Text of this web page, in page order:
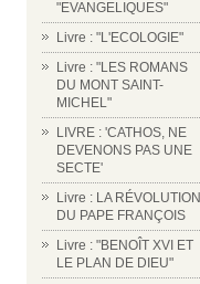
"EVANGELIQUES"
Livre : "L'ECOLOGIE"
Livre : "LES ROMANS
DU MONT SAINT-
MICHEL"
LIVRE : 'CATHOS, NE
DEVENONS PAS UNE
SECTE'
Livre : LA RÉVOLUTION
DU PAPE FRANÇOIS
Livre : "BENOÎT XVI ET
LE PLAN DE DIEU"